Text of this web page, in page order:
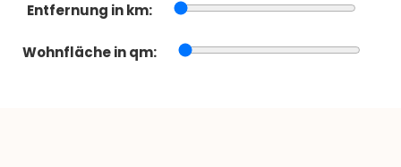
Entfernung in km:
Wohnfläche in qm: